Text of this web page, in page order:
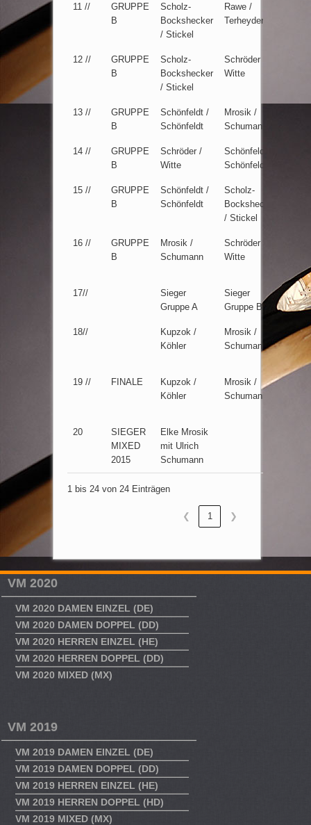
11 //
GRUPPE
B
Scholz-
Bockshecker
/ Stickel
Rawe /
Terheyden
12 //
GRUPPE
B
Scholz-
Bockshecker
/ Stickel
Schröder /
Witte
13 //
GRUPPE
B
Schönfeldt /
Schönfeldt
Mrosik /
Schumann
14 //
GRUPPE
B
Schröder /
Witte
Schönfeldt /
Schönfeldt
15 //
GRUPPE
B
Schönfeldt /
Schönfeldt
Scholz-
Bockshecker
/ Stickel
16 //
GRUPPE
B
Mrosik /
Schumann
Schröder /
Witte
17//
Sieger
Gruppe A
Sieger
Gruppe B
18//
Kupzok /
Köhler
Mrosik /
Schumann
19 // FINALE
Kupzok /
Köhler
Mrosik /
Schumann
20
SIEGER
MIXED
2015
Elke Mrosik
mit Ulrich
Schumann
1 bis 24 von 24 Einträgen
❮ 1 ❯
VM 2020
VM 2020 DAMEN EINZEL (DE)
VM 2020 DAMEN DOPPEL (DD)
VM 2020 HERREN EINZEL (HE)
VM 2020 HERREN DOPPEL (DD)
VM 2020 MIXED (MX)
VM 2019
VM 2019 DAMEN EINZEL (DE)
VM 2019 DAMEN DOPPEL (DD)
VM 2019 HERREN EINZEL (HE)
VM 2019 HERREN DOPPEL (HD)
VM 2019 MIXED (MX)